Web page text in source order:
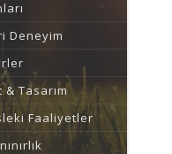
Deneyim
Tasarım
Faaliyetler